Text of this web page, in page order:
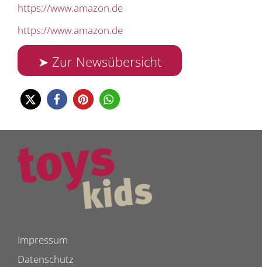
https://www.amazon.de
https://www.amazon.de
➤ Zur Newsübersicht
Impressum
Datenschutz